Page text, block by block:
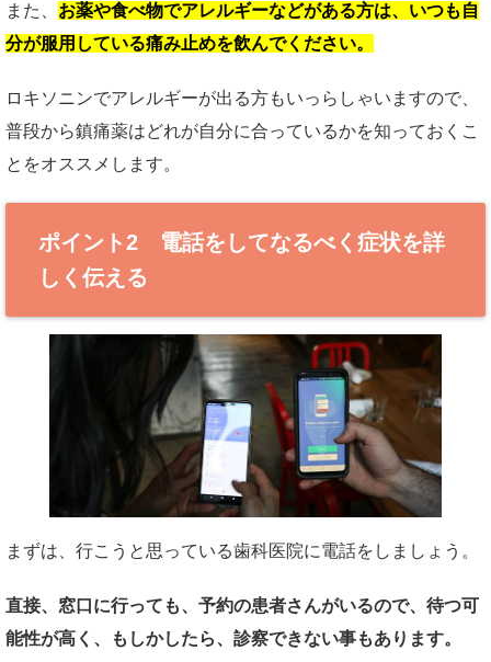
また、 お薬や食べ物でアレルギーなどがある方は、いつも自
分が服用している痛み止めを飲んでください。
ロキソニンでアレルギーが出る方もいっらしゃいますので、
普段から鎮痛薬はどれが自分に合っているかを知っておくこ
とをオススメします。
ポイント2 電話をしてなるべく症状を詳
しく伝える
まずは、行こうと思っている歯科医院に電話をしましょう。
直接、窓口に行っても、予約の患者さんがいるので、待つ可
能性が高く、もしかしたら、診察できない事もあります。